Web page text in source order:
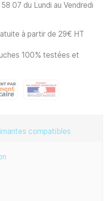
07 du Lundi au Vendredi
à partir de 29€ HT
100% testées et
compatibles